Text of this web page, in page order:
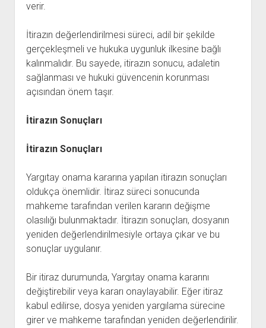
verir.
İtirazın değerlendirilmesi süreci, adil bir şekilde
gerçekleşmeli ve hukuka uygunluk ilkesine bağlı
kalınmalıdır. Bu sayede, itirazın sonucu, adaletin
sağlanması ve hukuki güvencenin korunması
açısından önem taşır.
İtirazın Sonuçları
İtirazın Sonuçları
Yargıtay onama kararına yapılan itirazın sonuçları
oldukça önemlidir. İtiraz süreci sonucunda
mahkeme tarafından verilen kararın değişme
olasılığı bulunmaktadır. İtirazın sonuçları, dosyanın
yeniden değerlendirilmesiyle ortaya çıkar ve bu
sonuçlar uygulanır.
Bir itiraz durumunda, Yargıtay onama kararını
değiştirebilir veya kararı onaylayabilir. Eğer itiraz
kabul edilirse, dosya yeniden yargılama sürecine
girer ve mahkeme tarafından yeniden değerlendirilir.